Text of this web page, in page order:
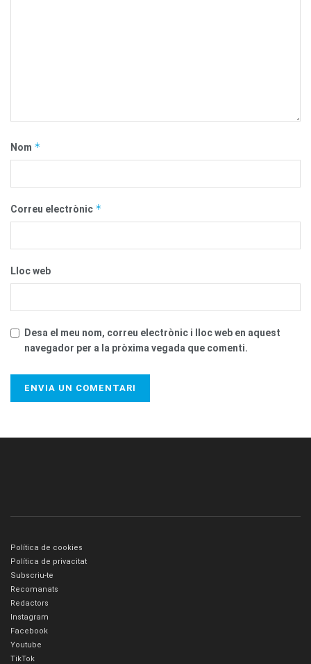
Nom *
Correu electrònic *
Lloc web
Desa el meu nom, correu electrònic i lloc web en aquest
navegador per a la pròxima vegada que comenti.
Política de cookies
Política de privacitat
Subscriu-te
Recomanats
Redactors
Instagram
Facebook
Youtube
TikTok